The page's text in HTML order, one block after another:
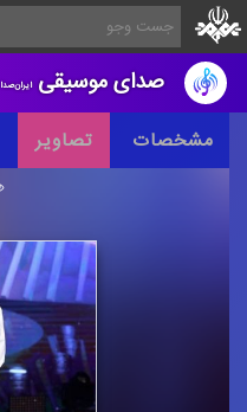
صدای موسیقیایران‌صدا
مشخصات تصاویر